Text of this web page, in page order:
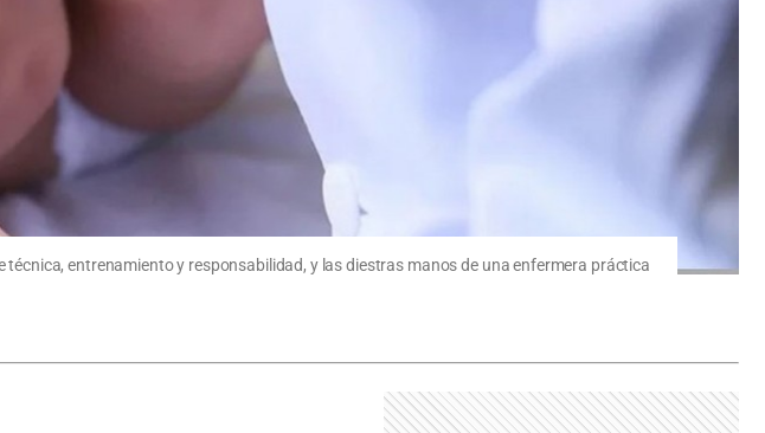
entrenamiento y responsabilidad, y las diestras manos de una enfermera práctica